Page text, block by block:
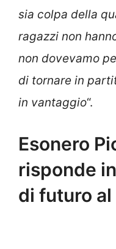
sia colpa della
ragazzi non
non dovevamo
di tornare in
in vantaggio“.
Esonero
risponde
di futuro al